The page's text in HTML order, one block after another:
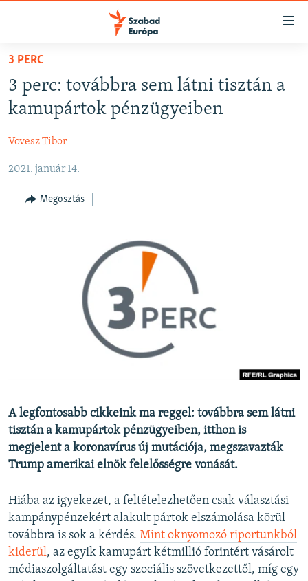
Akadálymentes
Ugrás
fő
oldalra
Ugrás
AKTUÁLIS
PODCASTOK
VIDEÓK
ELEMZŐ
NER15
A PÉNZ NYOMÁBAN
EURÓPAI UNIÓ
KÖVESSEN MINKET!
Valamennyi RFE/RL weboldal
3 PERC
3 perc: továbbra sem látni tisztán a
kamupártok pénzügyeiben
Vovesz Tibor
2021. január 14.
Megosztás
A legfontosabb cikkeink ma reggel: továbbra sem látni
tisztán a kamupártok pénzügyeiben, itthon is
megjelent a koronavírus új mutációja, megszavazták
Trump amerikai elnök felelősségre vonását.
Hiába az igyekezet, a feltételezhetően csak választási
kampánypénzekért alakult pártok elszámolása körül
továbbra is sok a kérdés. Mint oknyomozó riportunkból
kiderül, az egyik kamupárt kétmillió forintért vásárolt
médiaszolgáltatást egy szociális szövetkezettől, míg egy